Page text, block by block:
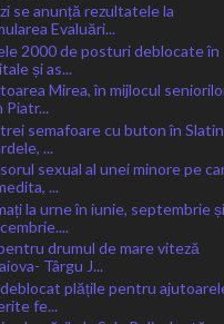
se anunță rezultatele la
Evaluări...
2000 de posturi deblocate în
și as...
Mirea, în mijlocul
Piatr...
semafoare cu buton în
...
sexual al unei minore pe
...
la urne în iunie, septembrie și
drumul de mare viteză
Târgu J...
plățile pentru
fe...